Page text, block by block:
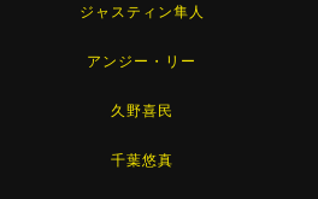
ジャスティン隼人
アンジー・リー
久野喜民
千葉悠真